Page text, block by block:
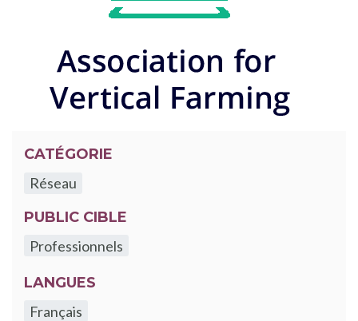
CATÉGORIE
Réseau
PUBLIC CIBLE
Professionnels
LANGUES
Français